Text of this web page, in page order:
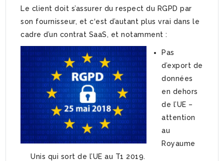
Le client doit s’assurer du respect du RGPD par
son fournisseur, et c‘est d’autant plus vrai dans le
cadre d’un contrat SaaS, et notamment :
Pas
d’export de
données
en dehors
de l’UE –
attention
au
Royaume
Unis qui sort de l’UE au T1 2019.